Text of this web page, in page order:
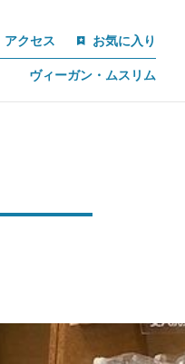
アクセス お気に入り
ヴィーガン・ムスリム